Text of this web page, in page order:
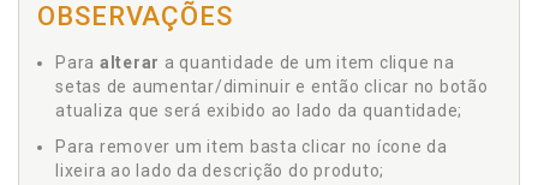
OBSERVAÇÕES
Para alterar a quantidade de um item clique na
setas de aumentar/diminuir e então clicar no botão
atualiza que será exibido ao lado da quantidade;
Para remover um item basta clicar no ícone da
lixeira ao lado da descrição do produto;